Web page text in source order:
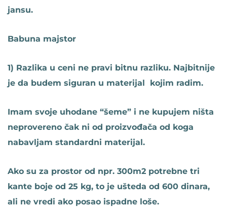
jansu.
Babuna majstor
1) Razlika u ceni ne pravi bitnu razliku. Najbitnije
je da budem siguran u materijal kojim radim.
Imam svoje uhodane “šeme” i ne kupujem ništa
neprovereno čak ni od proizvođača od koga
nabavljam standardni materijal.
Ako su za prostor od npr. 300m2 potrebne tri
kante boje od 25 kg, to je ušteda od 600 dinara,
ali ne vredi ako posao ispadne loše.